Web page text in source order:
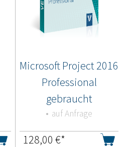
Microsoft Project 2016
Professional
gebraucht
auf Anfrage
128,00 €*